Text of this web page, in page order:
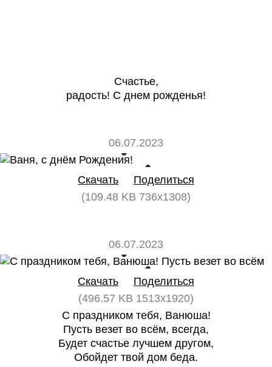
Счастье,
радость! С днем рожденья!
06.07.2023
0
Скачать
Поделиться
(109.48 KB 736x1308)
06.07.2023
0 0
Скачать
Поделиться
(496.57 KB 1513x1920)
С праздником тебя, Ванюша!
Пусть везет во всём, всегда,
Будет счастье лучшем другом,
Обойдет твой дом беда.